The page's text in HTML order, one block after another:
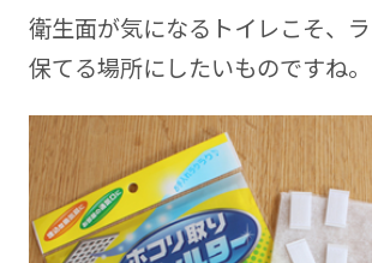
衛生面が気になるトイレこそ、
保てる場所にしたいものですね。